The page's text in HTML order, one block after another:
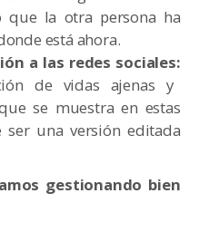
que la otra persona ha
está ahora.
a las redes sociales:
de vidas ajenas y
se muestra en estas
ser una versión editada
gestionando bien